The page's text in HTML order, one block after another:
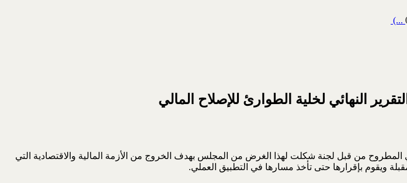
النهائي لخلية الطوارئ للإصلاح المالي
المطروح من قبل لجنة شكلت لهذا الغرض من المجلس بهدف الخروج من الأزمة المالية والاقتصادية التي
ويقوم بإقرارها حتى تأخذ مسارها في التطبيق العملي.